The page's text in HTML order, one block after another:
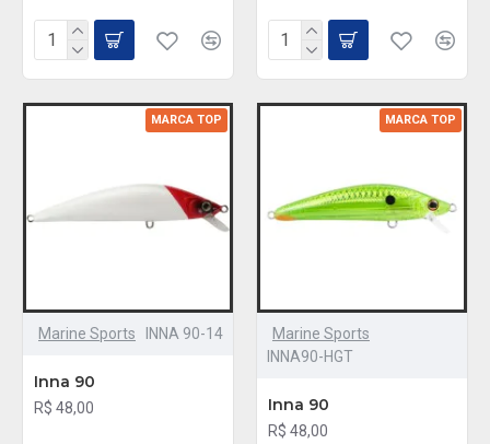
MARCA TOP
Marine Sports INNA 90-14
Inna 90
R$ 48,00
MARCA TOP
Marine Sports
INNA90-HGT
Inna 90
R$ 48,00